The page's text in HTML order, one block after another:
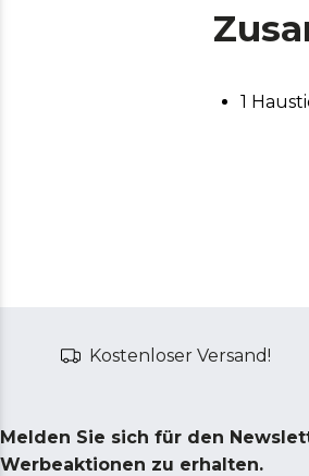
1
Kostenloser Versand!
Melden Sie sich für den
Werbeaktionen zu erhalten.